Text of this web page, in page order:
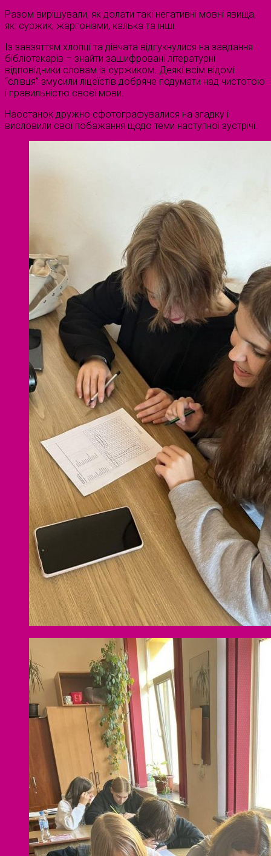
Разом вирішували, як долати такі негативні мовні явища,
як: суржик, жаргонізми, калька та інші.
Із завзяттям хлопці та дівчата відгукнулися на завдання
бібліотекарів – знайти зашифровані літературні
відповідники словам із суржиком. Деякі всім відомі
“слівця” змусили ліцеїстів добряче подумати над чистотою
і правильністю своєї мови.
Наостанок дружно сфотографувалися на згадку і
висловили свої побажання щодо теми наступної зустрічі.